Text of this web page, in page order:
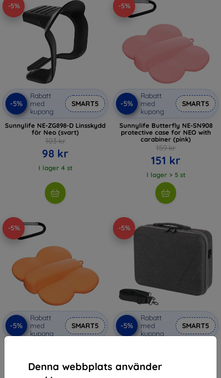
Denna webbplats använder
-5%
-5%
Rabatt
med
kupong
SMART5
Sunnylife NE-ZG898-D Linsskydd
för Neo (svart)
103 kr
98 kr
I lager 4 st
-5%
-5%
Rabatt
med
kupong
SMART5
Sunnylife Butterfly NE-SN908
protective case for NEO with
carabiner (pink)
159 kr
151 kr
I lager > 5 st
-5%
-5%
Rabatt
med
kupong
SMART5
carabiner (orange)
159 kr
-5%
-5%
Rabatt
med
kupong
SMART5
459 kr